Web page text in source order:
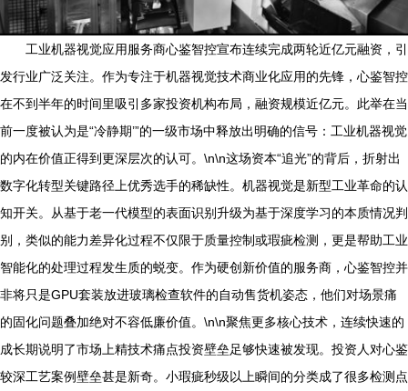
工业机器视觉应用服务商心鉴智控宣布连续完成两轮近亿元融资，引
发行业广泛关注。作为专注于机器视觉技术商业化应用的先锋，心鉴智控
在不到半年的时间里吸引多家投资机构布局，融资规模近亿元。此举在当
前一度被认为是“冷静期’”的一级市场中释放出明确的信号：工业机器视觉
的内在价值正得到更深层次的认可。\n\n这场资本“追光”的背后，折射出
数字化转型关键路径上优秀选手的稀缺性。机器视觉是新型工业革命的认
知开关。从基于老一代模型的表面识别升级为基于深度学习的本质情况判
别，类似的能力差异化过程不仅限于质量控制或瑕疵检测，更是帮助工业
智能化的处理过程发生质的蜕变。作为硬创新价值的服务商，心鉴智控并
非将只是GPU套装放进玻璃检查软件的自动售货机姿态，他们对场景痛
的固化问题叠加绝对不容低廉价值。\n\n聚焦更多核心技术，连续快速的
成长期说明了市场上精技术痛点投资壁垒足够快速被发现。投资人对心鉴
较深工艺案例壁垒甚是新奇。小瑕疵秒级以上瞬间的分类成了很多检测点